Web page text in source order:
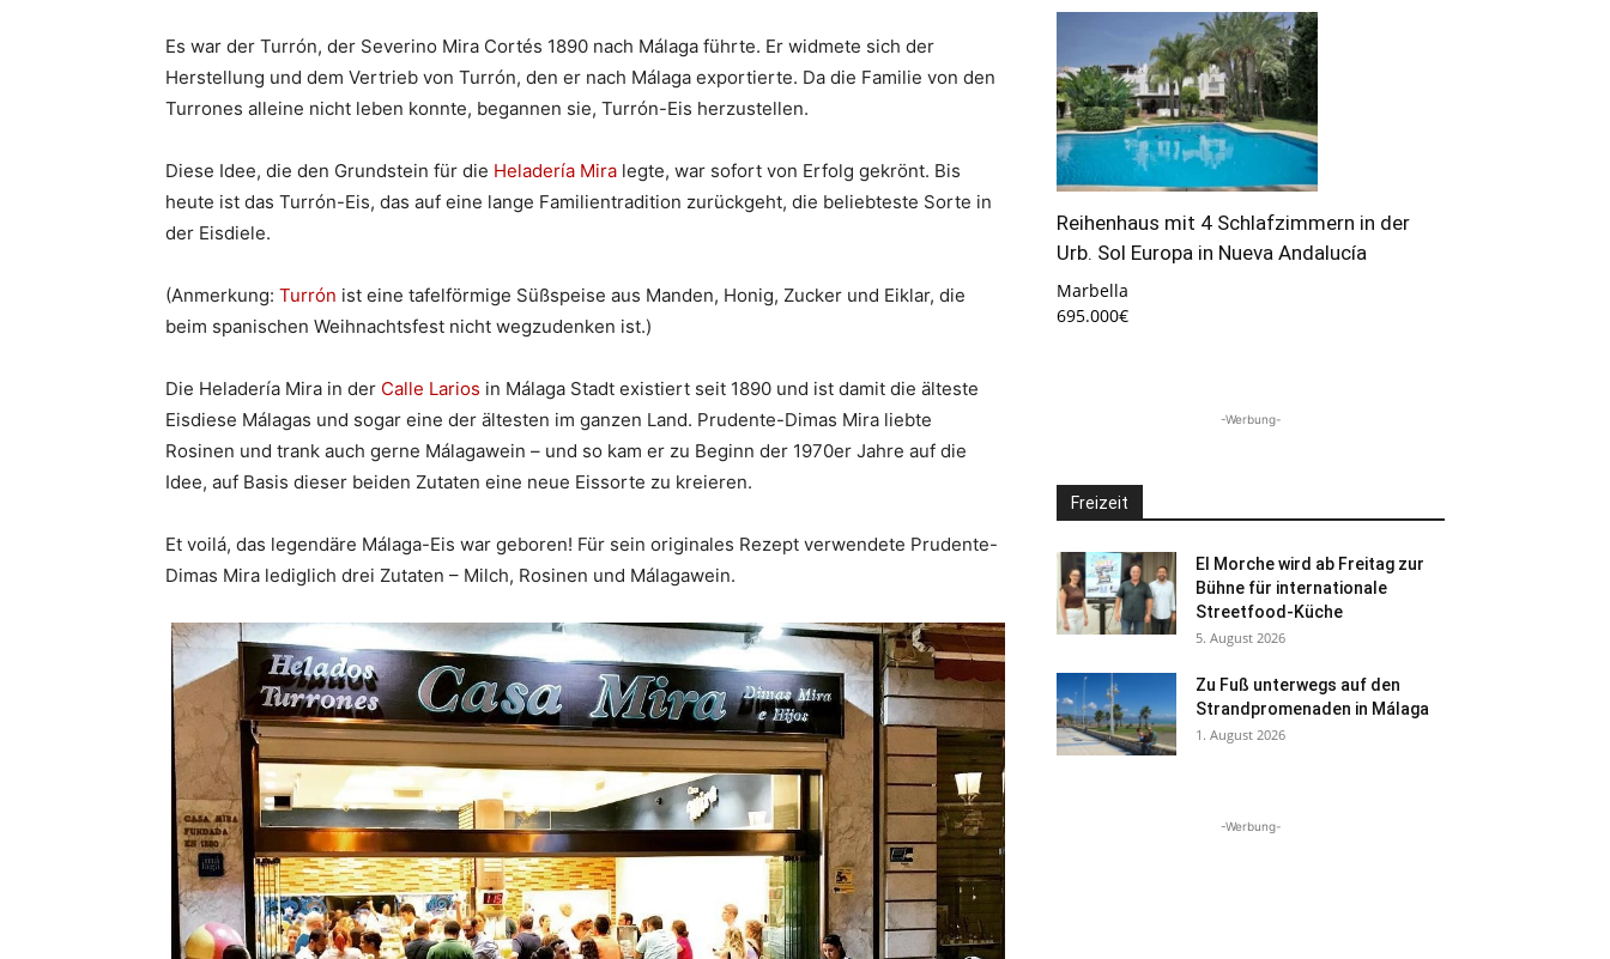
Es war der Turrón, der Severino Mira Cortés 1890 nach Málaga führte. Er widmete sich der
Herstellung und dem Vertrieb von Turrón, den er nach Málaga exportierte. Da die Familie von den
Turrones alleine nicht leben konnte, begannen sie, Turrón-Eis herzustellen.
Diese Idee, die den Grundstein für die Heladería Mira legte, war sofort von Erfolg gekrönt. Bis
heute ist das Turrón-Eis, das auf eine lange Familientradition zurückgeht, die beliebteste Sorte in
der Eisdiele.
(Anmerkung: Turrón ist eine tafelförmige Süßspeise aus Manden, Honig, Zucker und Eiklar, die
beim spanischen Weihnachtsfest nicht wegzudenken ist.)
Die Heladería Mira in der Calle Larios in Málaga Stadt existiert seit 1890 und ist damit die älteste
Eisdiese Málagas und sogar eine der ältesten im ganzen Land. Prudente-Dimas Mira liebte
Rosinen und trank auch gerne Málagawein – und so kam er zu Beginn der 1970er Jahre auf die
Idee, auf Basis dieser beiden Zutaten eine neue Eissorte zu kreieren.
Et voilá, das legendäre Málaga-Eis war geboren! Für sein originales Rezept verwendete Prudente-
Dimas Mira lediglich drei Zutaten – Milch, Rosinen und Málagawein.
Reihenhaus mit 4 Schlafzimmern in der
Urb. Sol Europa in Nueva Andalucía
Marbella
695.000€
-Werbung-
Freizeit
El Morche wird ab Freitag zur
Bühne für internationale
Streetfood-Küche
5. August 2026
Zu Fuß unterwegs auf den
Strandpromenaden in Málaga
1. August 2026
-Werbung-